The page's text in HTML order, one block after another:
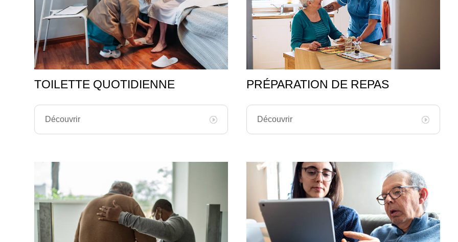
TOILETTE QUOTIDIENNE
Découvrir
PRÉPARATION DE REPAS
Découvrir